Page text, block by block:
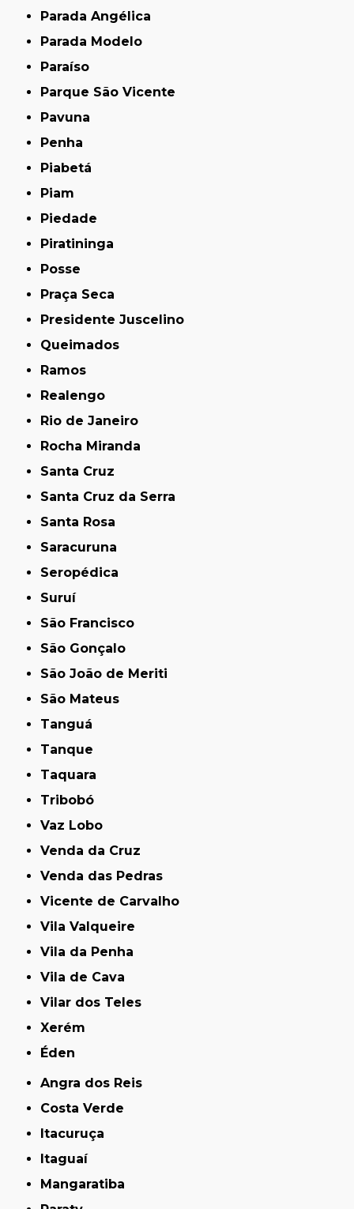
Parada Angélica
Parada Modelo
Paraíso
Parque São Vicente
Pavuna
Penha
Piabetá
Piam
Piedade
Piratininga
Posse
Praça Seca
Presidente Juscelino
Queimados
Ramos
Realengo
Rio de Janeiro
Rocha Miranda
Santa Cruz
Santa Cruz da Serra
Santa Rosa
Saracuruna
Seropédica
Suruí
São Francisco
São Gonçalo
São João de Meriti
São Mateus
Tanguá
Tanque
Taquara
Tribobó
Vaz Lobo
Venda da Cruz
Venda das Pedras
Vicente de Carvalho
Vila Valqueire
Vila da Penha
Vila de Cava
Vilar dos Teles
Xerém
Éden
Angra dos Reis
Costa Verde
Itacuruça
Itaguaí
Mangaratiba